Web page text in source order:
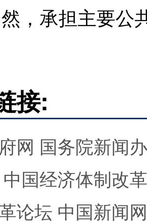
，承担主要公
接:
网 国务院新闻
中国经济体制改
论坛 中国新闻网